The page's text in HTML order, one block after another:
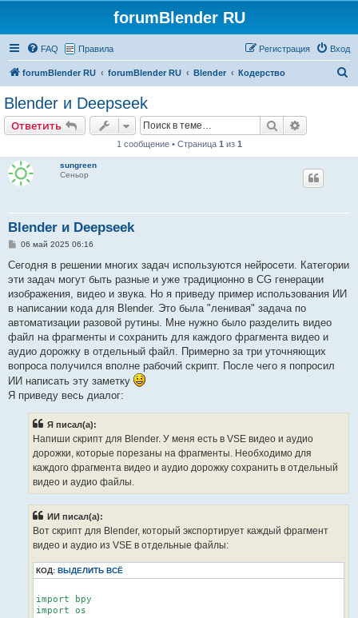
forumBlender RU
FAQ Правила Вход
Регистрация
forumBlender RU forumBlender RU Blender Кодерство
Blender и Deepseek
Ответить Поиск
1 сообщение • Страница 1 из 1
sungreen
Сеньор
Blender и Deepseek
С
о
щ
е
и
е
06 май 2025 06:16
Сегодня в решении многих задач используются нейросети. Категории
эти задач могут быть разные и уже традиционно в CG генерации
изображения, видео и звука. Но я приведу пример использования ИИ
в написании кода для Blender. Это была "ленивая" задача по
автоматизации разовой рутины. Мне нужно было разделить видео
файл на фрагменты и сохранить для каждого фрагмента видео и
аудио дорожку в отдельный файл. Примерно за три уточняющих
вопроса получился вполне рабочий скрипт. После чего я попросил
ИИ написать эту заметку
Я приведу весь диалог:
Я писал(а):
Напиши скрипт для Blender. У меня есть в VSE видео и аудио
дорожки, которые порезаны на фрагменты. Необходимо для
каждого фрагмента видео и аудио дорожку сохранить в отдельный
видео и аудио файлы.
ИИ писал(а):
Вот скрипт для Blender, который экспортирует каждый фрагмент
видео и аудио из VSE в отдельные файлы:
КОД: ВЫДЕЛИТЬ ВСЁ
import bpy
import os